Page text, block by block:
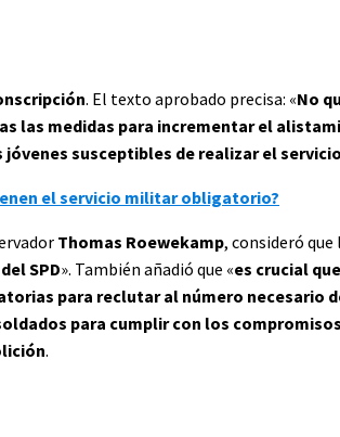
. El texto aprobado precisa: «No
las medidas para incrementar el
susceptibles de realizar el
el servicio militar obligatorio?
Thomas Roewekamp, consideró
SPD». También añadió que «es crucial
para reclutar al número necesario
para cumplir con los compromisos
.